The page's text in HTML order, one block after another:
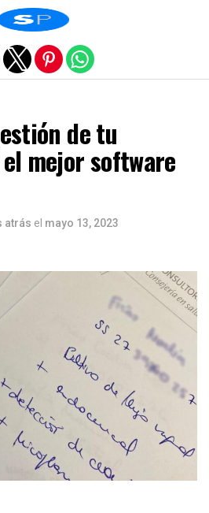
de tu
mejor software
atrás el mayo 13, 2023
la versión móvil